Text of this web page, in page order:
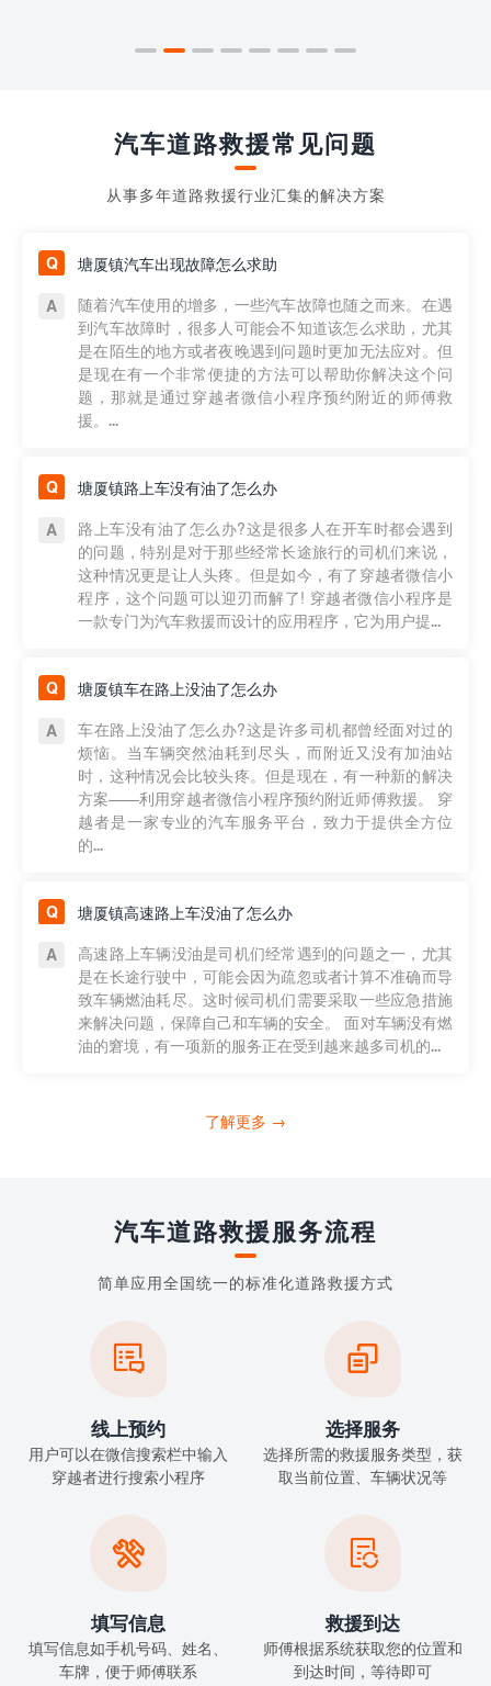
汽车道路救援常见问题
从事多年道路救援行业汇集的解决方案
塘厦镇汽车出现故障怎么求助
随着汽车使用的增多，一些汽车故障也随之而来。在遇
到汽车故障时，很多人可能会不知道该怎么求助，尤其
是在陌生的地方或者夜晚遇到问题时更加无法应对。但
是现在有一个非常便捷的方法可以帮助你解决这个问
题，那就是通过穿越者微信小程序预约附近的师傅救
援。...
塘厦镇路上车没有油了怎么办
路上车没有油了怎么办?这是很多人在开车时都会遇到
的问题，特别是对于那些经常长途旅行的司机们来说，
这种情况更是让人头疼。但是如今，有了穿越者微信小
程序，这个问题可以迎刃而解了! 穿越者微信小程序是
一款专门为汽车救援而设计的应用程序，它为用户提...
塘厦镇车在路上没油了怎么办
车在路上没油了怎么办?这是许多司机都曾经面对过的
烦恼。当车辆突然油耗到尽头，而附近又没有加油站
时，这种情况会比较头疼。但是现在，有一种新的解决
方案——利用穿越者微信小程序预约附近师傅救援。 穿
越者是一家专业的汽车服务平台，致力于提供全方位
的...
塘厦镇高速路上车没油了怎么办
高速路上车辆没油是司机们经常遇到的问题之一，尤其
是在长途行驶中，可能会因为疏忽或者计算不准确而导
致车辆燃油耗尽。这时候司机们需要采取一些应急措施
来解决问题，保障自己和车辆的安全。 面对车辆没有燃
油的窘境，有一项新的服务正在受到越来越多司机的...
了解更多 →
汽车道路救援服务流程
简单应用全国统一的标准化道路救援方式

线上预约
用户可以在微信搜索栏中输入
穿越者进行搜索小程序

选择服务
选择所需的救援服务类型，获
取当前位置、车辆状况等

填写信息
填写信息如手机号码、姓名、
车牌，便于师傅联系

救援到达
师傅根据系统获取您的位置和
到达时间，等待即可